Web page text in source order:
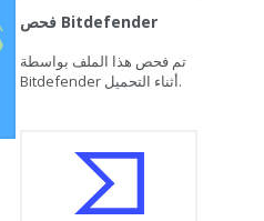
فحص Bitdefender
تم فحص هذا الملف بواسطة
Bitdefender أثناء التحميل.